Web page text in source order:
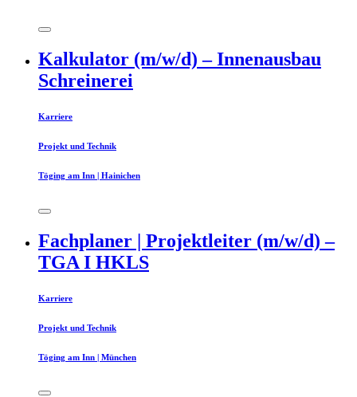
Kalkulator (m/w/d) – Innenausbau
Schreinerei
Karriere
Projekt und Technik
Töging am Inn | Hainichen
Fachplaner | Projektleiter (m/w/d) –
TGA I HKLS
Karriere
Projekt und Technik
Töging am Inn | München